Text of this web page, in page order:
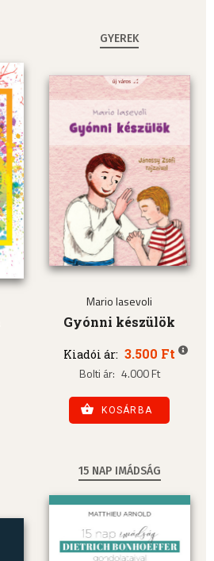
GYEREK
Mario Iasevoli
Gyónni készülök
Kiadói ár: 3.500 Ft
Bolti ár: 4.000 Ft
KOSÁRBA
15 NAP IMÁDSÁG